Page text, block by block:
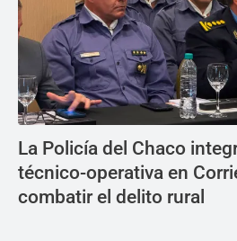
La Policía del Chaco
técnico-operativa en
combatir el delito rural